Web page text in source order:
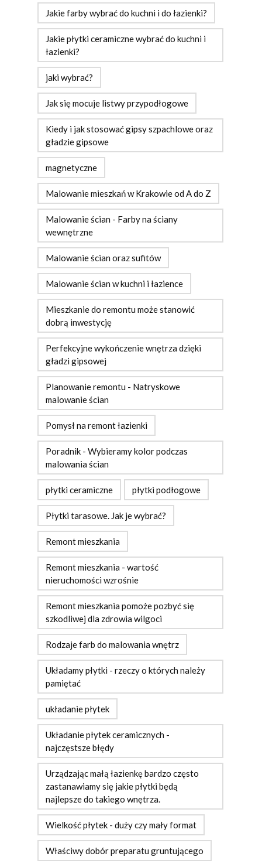
Jakie farby wybrać do kuchni i do łazienki?
Jakie płytki ceramiczne wybrać do kuchni i
łazienki?
jaki wybrać?
Jak się mocuje listwy przypodłogowe
Kiedy i jak stosować gipsy szpachlowe oraz
gładzie gipsowe
magnetyczne
Malowanie mieszkań w Krakowie od A do Z
Malowanie ścian - Farby na ściany
wewnętrzne
Malowanie ścian oraz sufitów
Malowanie ścian w kuchni i łazience
Mieszkanie do remontu może stanowić
dobrą inwestycję
Perfekcyjne wykończenie wnętrza dzięki
gładzi gipsowej
Planowanie remontu - Natryskowe
malowanie ścian
Pomysł na remont łazienki
Poradnik - Wybieramy kolor podczas
malowania ścian
płytki ceramiczne płytki podłogowe
Płytki tarasowe. Jak je wybrać?
Remont mieszkania
Remont mieszkania - wartość
nieruchomości wzrośnie
Remont mieszkania pomoże pozbyć się
szkodliwej dla zdrowia wilgoci
Rodzaje farb do malowania wnętrz
Układamy płytki - rzeczy o których należy
pamiętać
układanie płytek
Układanie płytek ceramicznych -
najczęstsze błędy
Urządzając małą łazienkę bardzo często
zastanawiamy się jakie płytki będą
najlepsze do takiego wnętrza.
Wielkość płytek - duży czy mały format
Właściwy dobór preparatu gruntującego